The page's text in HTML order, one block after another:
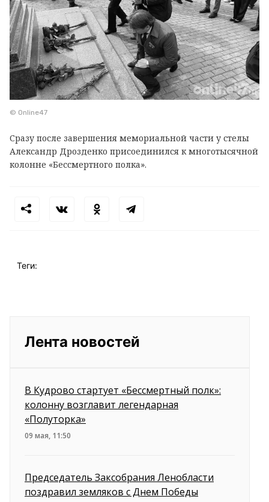
© Online47
Сразу после завершения мемориальной части у стелы
Александр Дрозденко присоединился к многотысячной
колонне «Бессмертного полка».
Теги:
Лента новостей
В Кудрово стартует «Бессмертный полк»:
колонну возглавит легендарная
«Полуторка»
09 мая, 11:50
Председатель Заксобрания Ленобласти
поздравил земляков с Днем Победы